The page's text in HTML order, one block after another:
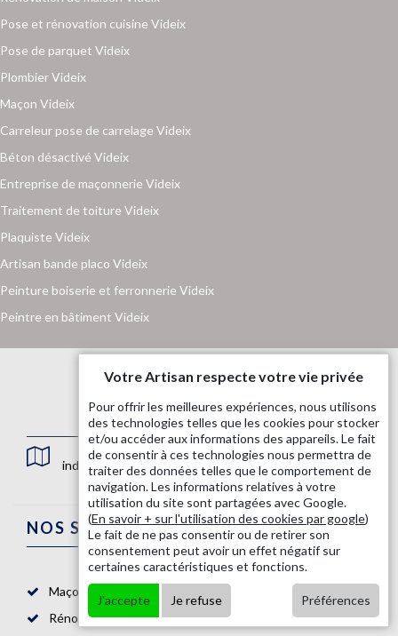
Pose et rénovation cuisine Videix
Pose de parquet Videix
Plombier Videix
Maçon Videix
Carreleur pose de carrelage Videix
Béton désactivé Videix
Entreprise de maçonnerie Videix
Traitement de toiture Videix
Plaquiste Videix
Artisan bande placo Videix
Peinture boiserie et ferronnerie Videix
Peintre en bâtiment Videix
indisponible
NOS SERVICES
Maçon 87
Rénovation salle de bain 87
Votre Artisan respecte votre vie privée
Pour offrir les meilleures expériences, nous utilisons
des technologies telles que les cookies pour stocker
et/ou accéder aux informations des appareils. Le fait
de consentir à ces technologies nous permettra de
traiter des données telles que le comportement de
navigation. Les informations relatives à votre
utilisation du site sont partagées avec Google.
(En savoir + sur l'utilisation des cookies par google)
Le fait de ne pas consentir ou de retirer son
consentement peut avoir un effet négatif sur
certaines caractéristiques et fonctions.
J'accepte Je refuse Préférences